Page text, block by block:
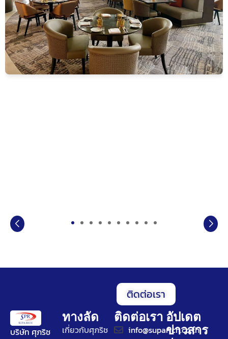
ติดต่อเรา
บริษัท ศุภริช
ทางลัด
เกี่ยวกับศุภริช
ติดต่อเรา
info@suparich.co.th
อัปเดต
ข่าวสาร